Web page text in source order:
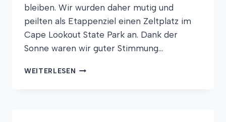
bleiben. Wir wurden daher mutig und
peilten als Etappenziel einen Zeltplatz im
Cape Lookout State Park an. Dank der
Sonne waren wir guter Stimmung…
WEITERLESEN SEELÖWEN